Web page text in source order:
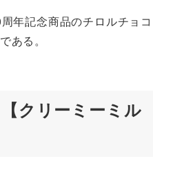
年記念商品のチロルチョコ
ある。
クリーミーミル